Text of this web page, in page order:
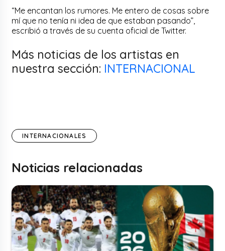
“Me encantan los rumores. Me entero de cosas sobre
mí que no tenía ni idea de que estaban pasando”,
escribió a través de su cuenta oficial de Twitter.
Más noticias de los artistas en
nuestra sección: INTERNACIONAL
INTERNACIONALES
Noticias relacionadas